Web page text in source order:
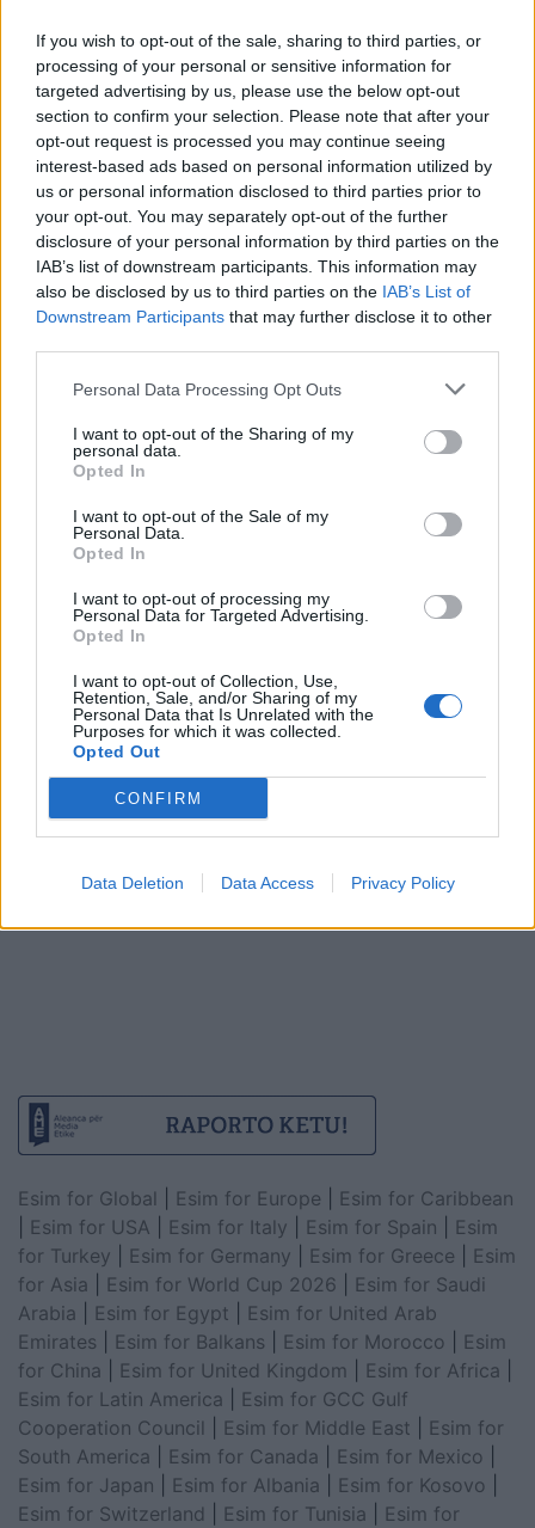
If you wish to opt-out of the sale, sharing to third parties, or
processing of your personal or sensitive information for
targeted advertising by us, please use the below opt-out
section to confirm your selection. Please note that after your
opt-out request is processed you may continue seeing
interest-based ads based on personal information utilized by
us or personal information disclosed to third parties prior to
your opt-out. You may separately opt-out of the further
disclosure of your personal information by third parties on the
IAB’s list of downstream participants. This information may
also be disclosed by us to third parties on the IAB’s List of
Downstream Participants that may further disclose it to other
Personal Data Processing Opt Outs
I want to opt-out of the Sharing of my
personal data.
Opted In
I want to opt-out of the Sale of my
Personal Data.
Opted In
I want to opt-out of processing my
Personal Data for Targeted Advertising.
Opted In
I want to opt-out of Collection, Use,
Retention, Sale, and/or Sharing of my
Personal Data that Is Unrelated with the
Purposes for which it was collected.
Opted Out
CONFIRM
Data Deletion Data Access Privacy Policy
Profesori i Kembrixhit largohet
nga detyra pas akuzave për
plagjiaturë dhe pasaktësi
akademike
Sllovakia përballet me vapë
ekstreme, termometri arrin
42.2 gradë Celsius
MPB: Brenda gjashtë orësh u
sanksionuan 222 drejtues
motoçikletash
A kanë kompetencë Dhomat e
zbulimit të…
Dilema prindërore: Lejohet
fëmijëve? – Përgjigjet e
psikologëve
Esim for Global Esim for Europe
Esim for Caribbean
Esim for USA Esim for Italy Esim for Spain
Esim
for Turkey
Esim for Germany Esim for Greece
Esim
for Asia
Esim for World Cup 2026
Esim for Saudi
Arabia
Esim for Egypt
Esim for United Arab
Emirates
Esim for Balkans Esim for Morocco
Esim
for China
Esim for United Kingdom Esim for Africa
Esim for Latin America
Esim for GCC Gulf
Cooperation Council
Esim for Middle East
Esim for
South America
Esim for Canada Esim for Mexico
Esim for Japan
Esim for Albania Esim for Kosovo
Esim for Switzerland
Esim for Tunisia
Esim for